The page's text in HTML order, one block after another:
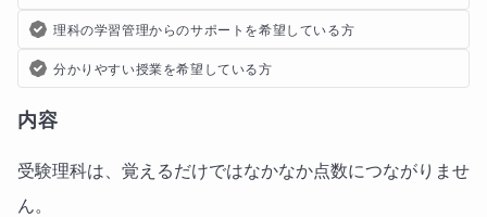
理科の学習管理からのサポートを希望している方
分かりやすい授業を希望している方
内容
受験理科は、覚えるだけではなかなか点数につながりませ
ん。